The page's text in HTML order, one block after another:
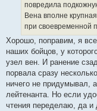
повредила
Вена вполне
при своевременной
Хорошо, поправим, я
наших бойцов, у
узел вен. И ранение
порвала сразу
ничего не придумывал,
лейтенанта. Но если
чтения переделаю, да и